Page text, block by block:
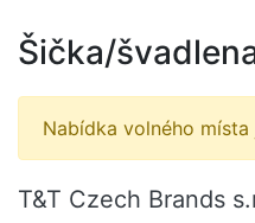
Šička/
Nabídka volného
T&T Czech Brands